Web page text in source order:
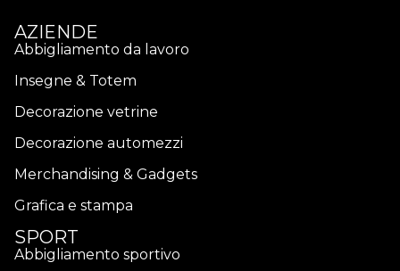
AZIENDE
Abbigliamento da lavoro
Insegne & Totem
Decorazione vetrine
Decorazione automezzi
Merchandising & Gadgets
Grafica e stampa
SPORT
Abbigliamento sportivo